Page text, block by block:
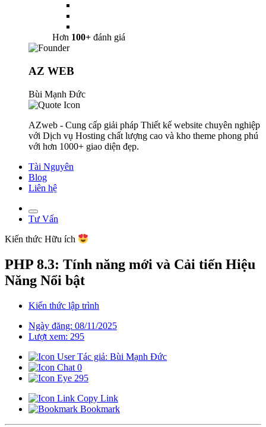
Hơn 100+ đánh giá
AZ WEB
Bùi Mạnh Đức
AZweb - Cung cấp giải pháp Thiết kế website chuyên nghiệp
với Dịch vụ Hosting chất lượng cao và kho theme phong phú
với hơn 1000+ giao diện đẹp.
Tài Nguyên
Blog
Liên hệ
Tư Vấn
Kiến thức Hữu ích
PHP 8.3: Tính năng mới và Cải tiến Hiệu
Năng Nổi bật
Kiến thức lập trình
Ngày đăng: 08/11/2025
Lượt xem: 295
Tác giả: Bùi Mạnh Đức
0
295
Copy Link
Bookmark